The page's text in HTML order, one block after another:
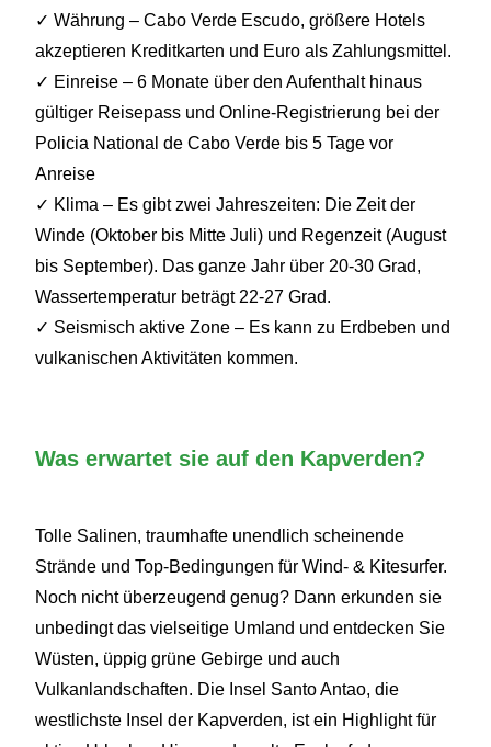
✓ Währung – Cabo Verde Escudo, größere Hotels
akzeptieren Kreditkarten und Euro als Zahlungsmittel.
✓ Einreise – 6 Monate über den Aufenthalt hinaus
gültiger Reisepass und Online-Registrierung bei der
Policia National de Cabo Verde bis 5 Tage vor
Anreise
✓ Klima – Es gibt zwei Jahreszeiten: Die Zeit der
Winde (Oktober bis Mitte Juli) und Regenzeit (August
bis September). Das ganze Jahr über 20-30 Grad,
Wassertemperatur beträgt 22-27 Grad.
✓ Seismisch aktive Zone – Es kann zu Erdbeben und
vulkanischen Aktivitäten kommen.
Was erwartet sie auf den Kapverden?
Tolle Salinen, traumhafte unendlich scheinende
Strände und Top-Bedingungen für Wind- & Kitesurfer.
Noch nicht überzeugend genug? Dann erkunden sie
unbedingt das vielseitige Umland und entdecken Sie
Wüsten, üppig grüne Gebirge und auch
Vulkanlandschaften. Die Insel Santo Antao, die
westlichste Insel der Kapverden, ist ein Highlight für